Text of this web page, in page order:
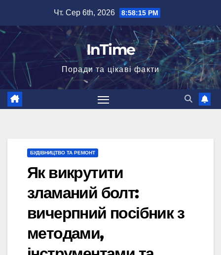
вмісту
Чт. Сер 6th, 2026 8:58:16 PM
InTime
Поради та цікаві факти
БУДІВНИЦТВО ТА РЕМОНТ
Як викрутити
зламаний болт:
вичерпний посібник з
методами,